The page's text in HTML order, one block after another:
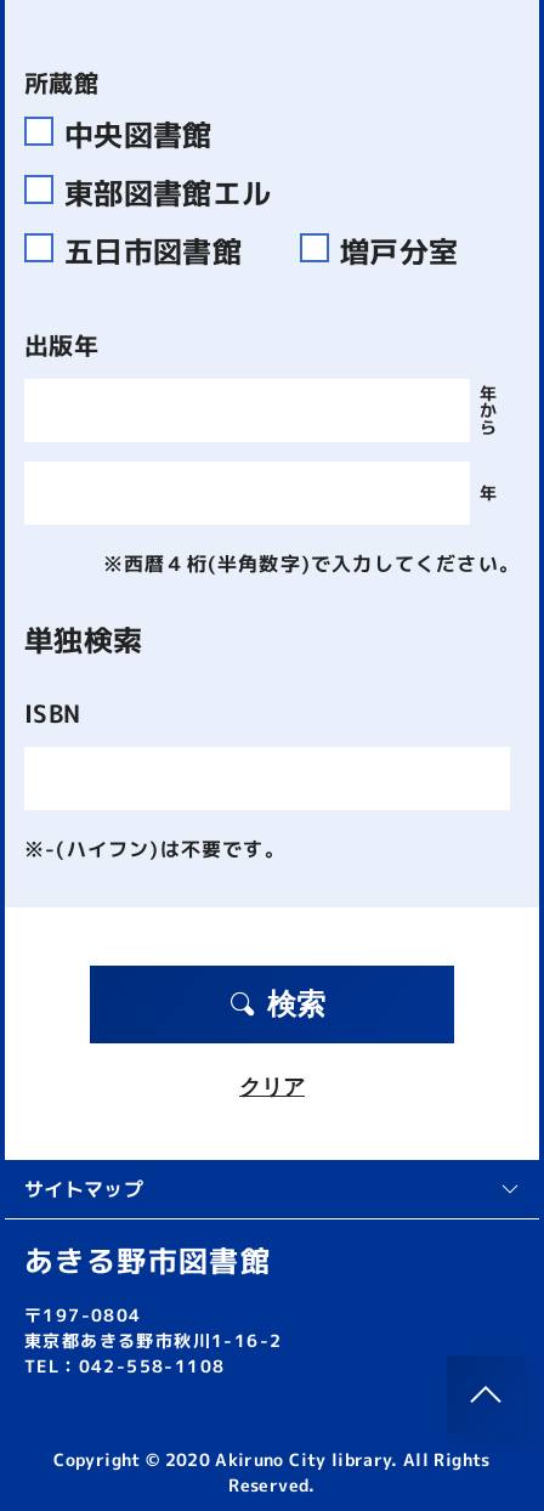
所蔵館
中央図書館
東部図書館エル
五日市図書館
増戸分室
出版年
年
か
ら
年
※西暦４桁(半角数字)で入力してください。
単独検索
ISBN
※-(ハイフン)は不要です。
検索
クリア
サイトマップ
あきる野市図書館
〒197-0804
東京都あきる野市秋川1-16-2
TEL：042-558-1108
Copyright © 2020 Akiruno City library. All Rights
Reserved.